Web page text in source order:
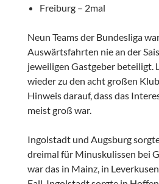
Freiburg – 2mal
Neun Teams der Bundesliga
Auswärtsfahrten nie an der
jeweiligen Gastgeber beteiligt.
wieder zu den acht großen
Hinweis darauf, dass das
meist groß war.
Ingolstadt und Augsburg
dreimal für Minuskulissen bei
war das in Mainz, in